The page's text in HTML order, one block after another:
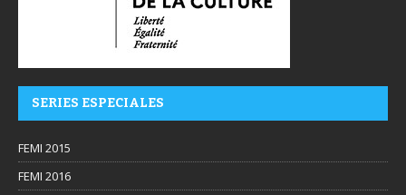
SERIES ESPECIALES
FEMI 2015
FEMI 2016